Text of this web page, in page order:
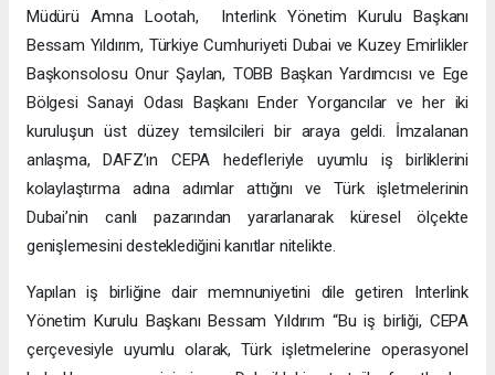
Müdürü Amna Lootah, Interlink Yönetim Kurulu Başkanı
Bessam Yıldırım, Türkiye Cumhuriyeti Dubai ve Kuzey Emirlikler
Başkonsolosu Onur Şaylan, TOBB Başkan Yardımcısı ve Ege
Bölgesi Sanayi Odası Başkanı Ender Yorgancılar ve her iki
kuruluşun üst düzey temsilcileri bir araya geldi. İmzalanan
anlaşma, DAFZ’ın CEPA hedefleriyle uyumlu iş birliklerini
kolaylaştırma adına adımlar attığını ve Türk işletmelerinin
Dubai’nin canlı pazarından yararlanarak küresel ölçekte
genişlemesini desteklediğini kanıtlar nitelikte.
Yapılan iş birliğine dair memnuniyetini dile getiren Interlink
Yönetim Kurulu Başkanı Bessam Yıldırım “Bu iş birliği, CEPA
çerçevesiyle uyumlu olarak, Türk işletmelerine operasyonel